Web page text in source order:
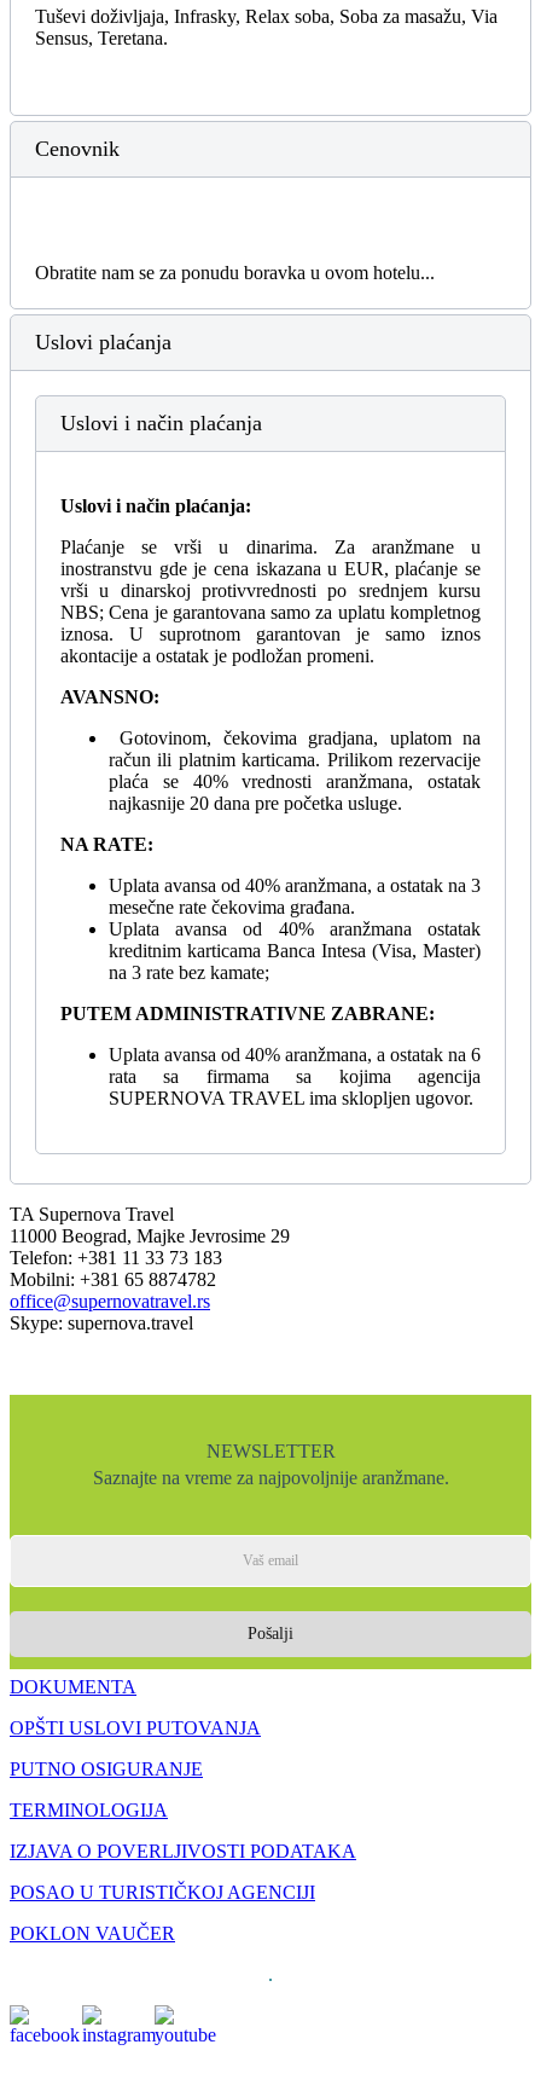
Tuševi doživljaja, Infrasky, Relax soba, Soba za masažu, Via
Sensus, Teretana.
Cenovnik
Obratite nam se za ponudu boravka u ovom hotelu...
Uslovi plaćanja
Uslovi i način plaćanja
Uslovi i način plaćanja:
Plaćanje se vrši u dinarima. Za aranžmane u
inostranstvu gde je cena iskazana u EUR, plaćanje se
vrši u dinarskoj protivvrednosti po srednjem kursu
NBS; Cena je garantovana samo za uplatu kompletnog
iznosa. U suprotnom garantovan je samo iznos
akontacije a ostatak je podložan promeni.
AVANSNO:
Gotovinom, čekovima gradjana, uplatom na
račun ili platnim karticama. Prilikom rezervacije
plaća se 40% vrednosti aranžmana, ostatak
najkasnije 20 dana pre početka usluge.
NA RATE:
Uplata avansa od 40% aranžmana, a ostatak na 3
mesečne rate čekovima građana.
Uplata avansa od 40% aranžmana ostatak
kreditnim karticama Banca Intesa (Visa, Master)
na 3 rate bez kamate;
PUTEM ADMINISTRATIVNE ZABRANE:
Uplata avansa od 40% aranžmana, a ostatak na 6
rata sa firmama sa kojima agencija
SUPERNOVA TRAVEL ima sklopljen ugovor.
TA Supernova Travel
11000 Beograd, Majke Jevrosime 29
Telefon: +381 11 33 73 183
Mobilni: +381 65 8874782
office@supernovatravel.rs
Skype: supernova.travel
NEWSLETTER
Saznajte na vreme za najpovoljnije aranžmane.
Pošalji
DOKUMENTA
OPŠTI USLOVI PUTOVANJA
PUTNO OSIGURANJE
TERMINOLOGIJA
IZJAVA O POVERLJIVOSTI PODATAKA
POSAO U TURISTIČKOJ AGENCIJI
POKLON VAUČER
.